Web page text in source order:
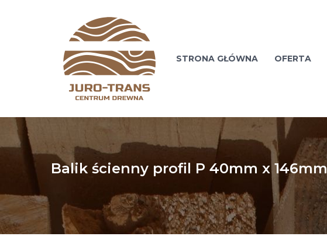
STRONA GŁÓWNA OFERTA
Balik ścienny profil P 40mm x 146mm